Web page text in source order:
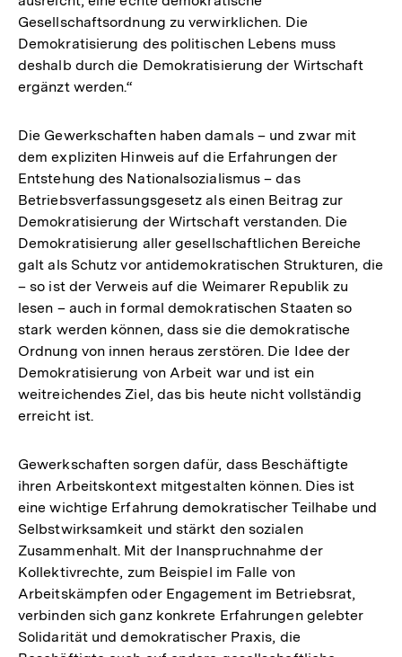
Gesellschaftsordnung zu verwirklichen. Die
Demokratisierung des politischen Lebens muss
deshalb durch die Demokratisierung der Wirtschaft
ergänzt werden.“
Die Gewerkschaften haben damals – und zwar mit
dem expliziten Hinweis auf die Erfahrungen der
Entstehung des Nationalsozialismus – das
Betriebsverfassungsgesetz als einen Beitrag zur
Demokratisierung der Wirtschaft verstanden. Die
Demokratisierung aller gesellschaftlichen Bereiche
galt als Schutz vor antidemokratischen Strukturen, die
– so ist der Verweis auf die Weimarer Republik zu
lesen – auch in formal demokratischen Staaten so
stark werden können, dass sie die demokratische
Ordnung von innen heraus zerstören. Die Idee der
Demokratisierung von Arbeit war und ist ein
weitreichendes Ziel, das bis heute nicht vollständig
erreicht ist.
Gewerkschaften sorgen dafür, dass Beschäftigte
ihren Arbeitskontext mitgestalten können. Dies ist
eine wichtige Erfahrung demokratischer Teilhabe und
Selbstwirksamkeit und stärkt den sozialen
Zusammenhalt. Mit der Inanspruchnahme der
Kollektivrechte, zum Beispiel im Falle von
Arbeitskämpfen oder Engagement im Betriebsrat,
verbinden sich ganz konkrete Erfahrungen gelebter
Solidarität und demokratischer Praxis, die